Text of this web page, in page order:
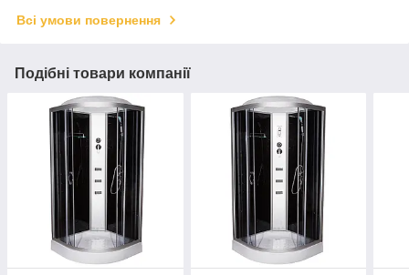
Всі умови повернення
Подібні товари компанії